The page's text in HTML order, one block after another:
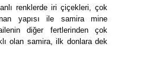
renklerde iri çiçekleri, çok
yapısı ile samira mine
diğer fertlerinden çok
olan samira, ilk donlara dek